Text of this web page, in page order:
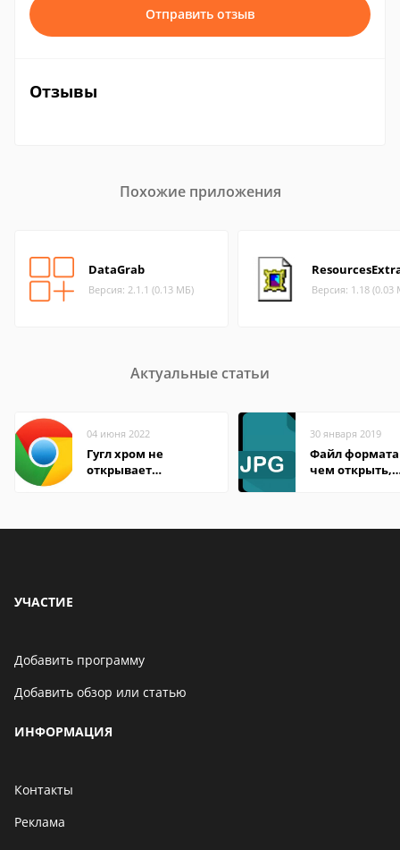
Отправить отзыв
Отзывы
Похожие приложения
DataGrab
Версия: 2.1.1 (0.13 МБ) Версия: 1.18 (0.03
Актуальные статьи
04 июня 2022
Гугл хром не
открывает
30 января 2019
Файл формата
чем открыть,
УЧАСТИЕ
Добавить программу
Добавить обзор или статью
ИНФОРМАЦИЯ
Контакты
Реклама